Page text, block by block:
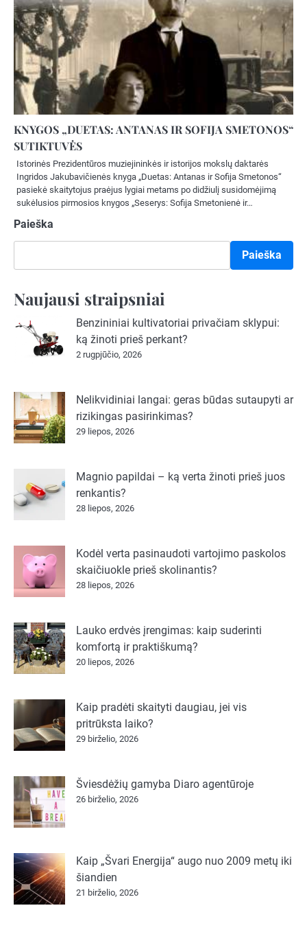
KNYGOS „DUETAS: ANTANAS IR SOFIJA SMETONOS“
SUTIKTUVĖS
Istorinės Prezidentūros muziejininkės ir istorijos mokslų daktarės
Ingridos Jakubavičienės knyga „Duetas: Antanas ir Sofija Smetonos“
pasiekė skaitytojus praėjus lygiai metams po didžiulį susidomėjimą
sukėlusios pirmosios knygos „Seserys: Sofija Smetonienė ir…
Paieška
Paieška
Naujausi straipsniai
Benzininiai kultivatoriai privačiam sklypui:
ką žinoti prieš perkant?
2 rugpjūčio, 2026
Nelikvidiniai langai: geras būdas sutaupyti ar
rizikingas pasirinkimas?
29 liepos, 2026
Magnio papildai – ką verta žinoti prieš juos
renkantis?
28 liepos, 2026
Kodėl verta pasinaudoti vartojimo paskolos
skaičiuokle prieš skolinantis?
28 liepos, 2026
Lauko erdvės įrengimas: kaip suderinti
komfortą ir praktiškumą?
20 liepos, 2026
Kaip pradėti skaityti daugiau, jei vis
pritrūksta laiko?
29 birželio, 2026
Šviesdėžių gamyba Diaro agentūroje
26 birželio, 2026
Kaip „Švari Energija“ augo nuo 2009 metų iki
šiandien
21 birželio, 2026